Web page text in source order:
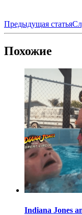
Предыдущая статья
Похожие
Indiana Jones